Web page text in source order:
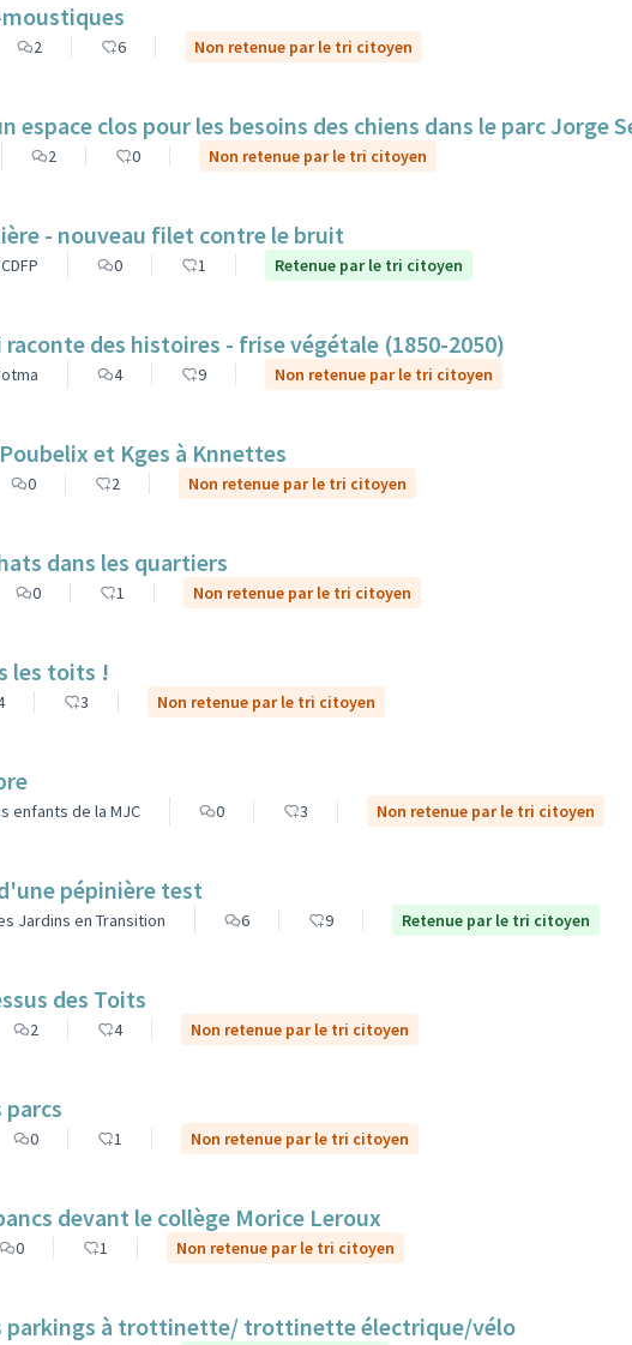
2 6 Non retenue par le tri citoyen
espace clos pour les besoins des chiens dans le parc Jorge
2 0 Non retenue par le tri citoyen
- nouveau filet contre le bruit
0 1 Retenue par le tri citoyen
raconte des histoires - frise végétale (1850-2050)
4 9 Non retenue par le tri citoyen
et Kges à Knnettes
0 2 Non retenue par le tri citoyen
dans les quartiers
0 1 Non retenue par le tri citoyen
les toits !
3 Non retenue par le tri citoyen
enfants de la MJC 0 3 Non retenue par le tri citoyen
pépinière test
Jardins en Transition 6 9 Retenue par le tri citoyen
des Toits
2 4 Non retenue par le tri citoyen
parcs
0 1 Non retenue par le tri citoyen
devant le collège Morice Leroux
0 1 Non retenue par le tri citoyen
parkings à trottinette/ trottinette électrique/vélo